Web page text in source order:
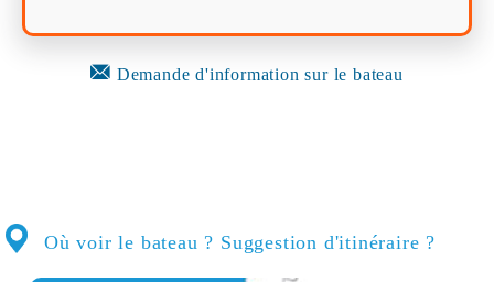
Demande d'information sur le bateau
Où voir le bateau ? Suggestion d'itinéraire ?